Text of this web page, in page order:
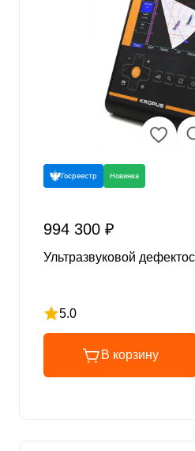
Госреестр Новинка
994 300 ₽
Ультразвуковой
5.0
Рейтинг 5 из 5
В корзину